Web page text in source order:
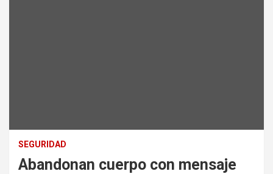
SEGURIDAD
Abandonan cuerpo con mensaje